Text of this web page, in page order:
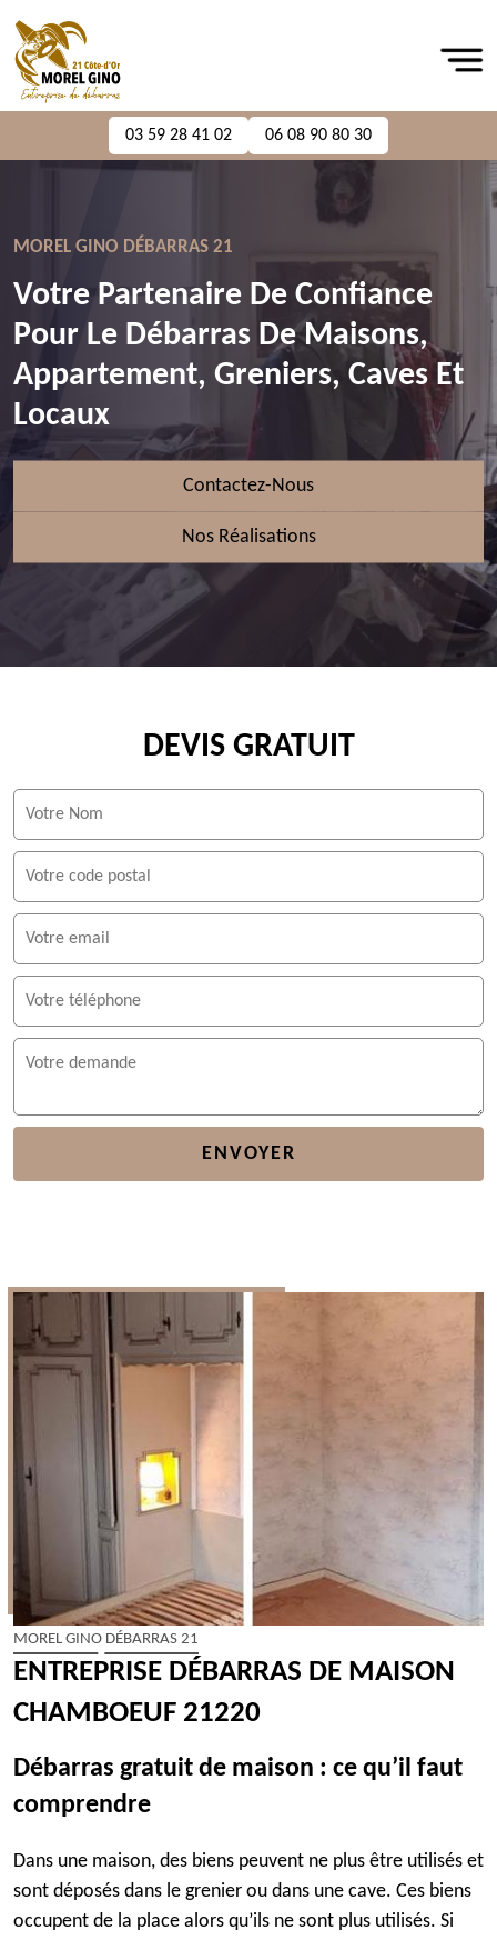
03 59 28 41 02 06 08 90 80 30
MOREL GINO DÉBARRAS 21
Votre Partenaire De Confiance
Pour Le Débarras De Maisons,
Appartement, Greniers, Caves Et
Locaux
Contactez-Nous
Nos Réalisations
DEVIS GRATUIT
MOREL GINO DÉBARRAS 21
ENTREPRISE DÉBARRAS DE MAISON
CHAMBOEUF 21220
Débarras gratuit de maison : ce qu’il faut
comprendre
Dans une maison, des biens peuvent ne plus être utilisés et
sont déposés dans le grenier ou dans une cave. Ces biens
occupent de la place alors qu’ils ne sont plus utilisés. Si